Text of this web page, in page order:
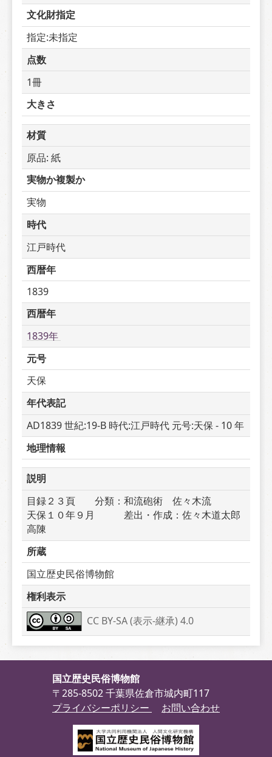
文化財指定
指定:未指定
点数
1冊
大きさ
材質
原品: 紙
実物か複製か
実物
時代
江戸時代
西暦年
1839
西暦年
1839年
元号
天保
年代表記
AD1839 世紀:19-B 時代:江戸時代 元号:天保 - 10 年
地理情報
説明
目録２３頁　　分類：和流砲術　佐々木流
天保１０年９月　　　差出・作成：佐々木道太郎
高陳
所蔵
国立歴史民俗博物館
権利表示
CC BY-SA (表示-継承) 4.0
国立歴史民俗博物館
〒285-8502 千葉県佐倉市城内町117
プライバシーポリシー
お問い合わせ